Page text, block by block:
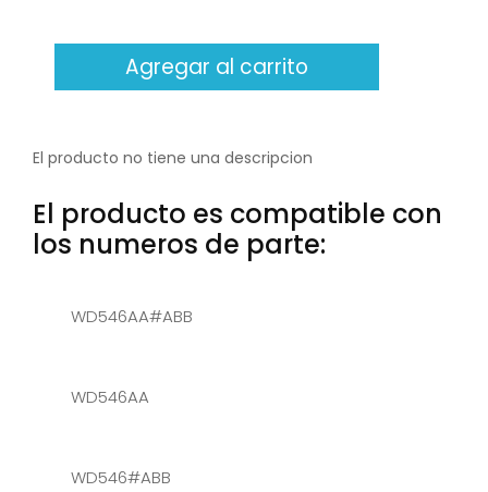
Agregar al carrito
El producto no tiene una descripcion
El producto es compatible con
los numeros de parte:
WD546AA#ABB
WD546AA
WD546#ABB